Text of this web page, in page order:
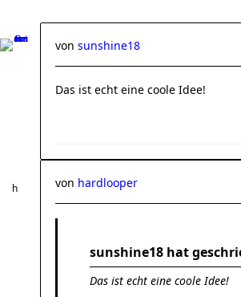
von sunshine18
Das ist echt eine coole Idee!
von hardlooper
sunshine18 hat
Das ist echt eine coole Idee!